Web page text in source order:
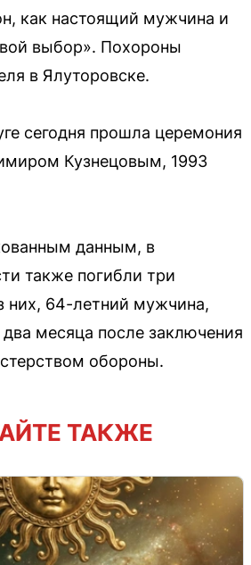
как настоящий мужчина и
выбор». Похороны
в Ялуторовске.
сегодня прошла церемония
Кузнецовым, 1993
данным, в
также погибли три
них, 64-летний мужчина,
два месяца после заключения
обороны.
ТАКЖЕ